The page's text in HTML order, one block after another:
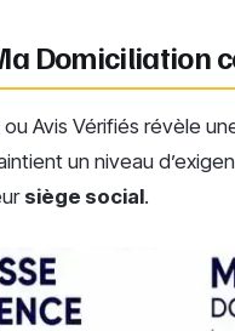
Domiciliation
Avis Vérifiés révèle
un niveau
siège social.